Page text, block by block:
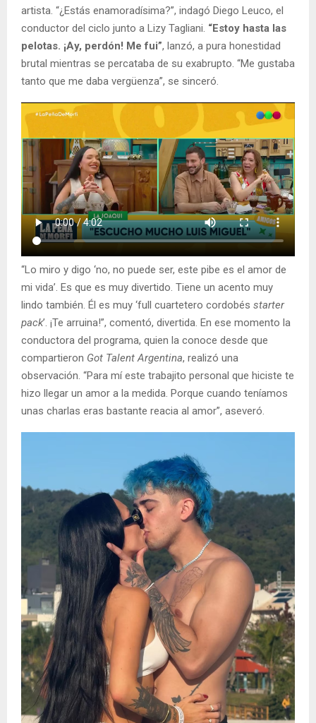
artista. “¿Estás enamoradísima?”, indagó Diego Leuco, el
conductor del ciclo junto a Lizy Tagliani. “Estoy hasta las
pelotas. ¡Ay, perdón! Me fui”, lanzó, a pura honestidad
brutal mientras se percataba de su exabrupto. “Me gustaba
tanto que me daba vergüenza”, se sinceró.
“Lo miro y digo ‘no, no puede ser, este pibe es el amor de
mi vida’. Es que es muy divertido. Tiene un acento muy
lindo también. Él es muy ‘full cuartetero cordobés starter
pack’. ¡Te arruina!”, comentó, divertida. En ese momento la
conductora del programa, quien la conoce desde que
compartieron Got Talent Argentina, realizó una
observación. “Para mí este trabajito personal que hiciste te
hizo llegar un amor a la medida. Porque cuando teníamos
unas charlas eras bastante reacia al amor”, aseveró.